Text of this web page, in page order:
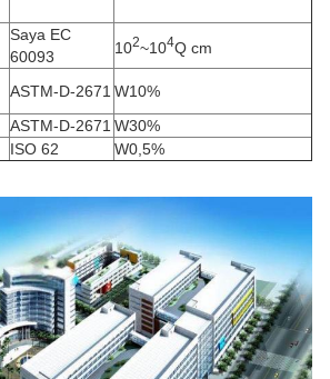
Saya EC
60093
102~104Q cm
ASTM-D-2671 W10%
ASTM-D-2671 W30%
ISO 62 W0,5%